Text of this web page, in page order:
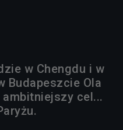
w Chengdu i w
Budapeszcie Ola
cel...